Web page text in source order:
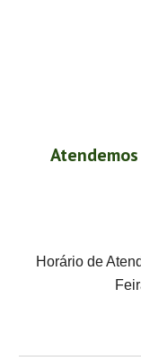
Horário de